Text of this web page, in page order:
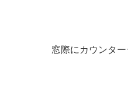
窓際にカウンタ